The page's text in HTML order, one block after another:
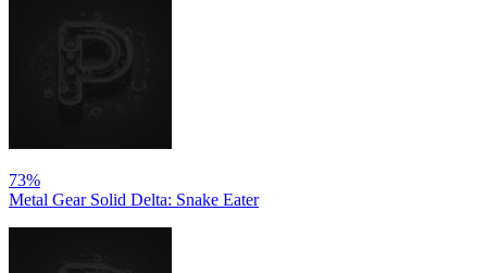
73%
Metal Gear Solid Delta: Snake Eater